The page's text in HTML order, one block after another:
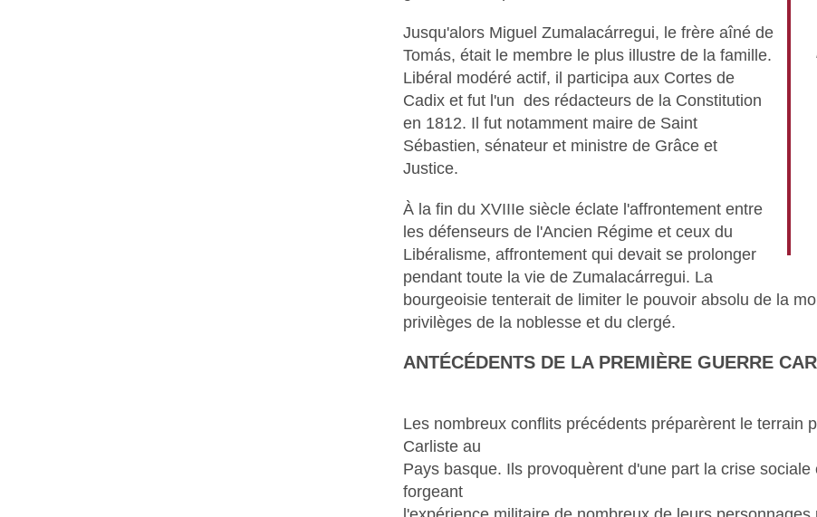
Jusqu'alors Miguel Zumalacárregui, le frère aîné de
Tomás, était le membre le plus illustre de la famille.
Libéral modéré actif, il participa aux Cortes de
Cadix et fut l'un des rédacteurs de la Constitution
en 1812. Il fut notamment maire de Saint
Sébastien, sénateur et ministre de Grâce et
Justice.
À la fin du XVIIIe siècle éclate l'affrontement entre
les défenseurs de l'Ancien Régime et ceux du
Libéralisme, affrontement qui devait se prolonger
pendant toute la vie de Zumalacárregui. La
bourgeoisie tenterait de limiter le pouvoir absolu de la
privilèges de la noblesse et du clergé.
ANTÉCÉDENTS DE LA PREMIÈRE GUERRE
Les nombreux conflits précédents préparèrent le terrain
Carliste au
Pays basque. Ils provoquèrent d'une part la crise
forgeant